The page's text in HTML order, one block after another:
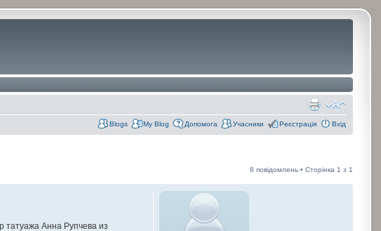
Blogs My Blog Допомога Учасники Реєстрація Вхід
8 повідомлень • Сторінка 1 з 1
татуажа Анна Рупчева из